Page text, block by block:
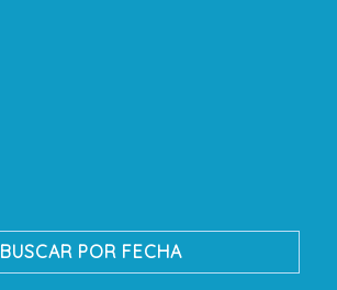
BUSCAR POR FECHA